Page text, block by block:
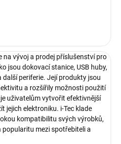
na vývoj a prodej příslušenství pro
jsou dokovací stanice, USB huby,
další periferie. Její produkty jsou
a rozšířily možnosti použití
uživatelům vytvořit efektivnější
jejich elektroniku. i-Tec klade
kompatibilitu svých výrobků,
popularitu mezi spotřebiteli a